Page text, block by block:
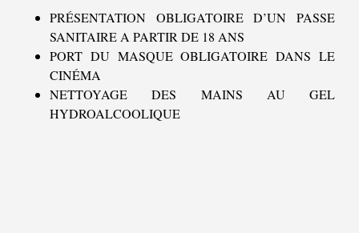
PRÉSENTATION OBLIGATOIRE D’UN PASSE
SANITAIRE A PARTIR DE 18 ANS
PORT DU MASQUE OBLIGATOIRE DANS LE
CINÉMA
NETTOYAGE DES MAINS AU GEL
HYDROALCOOLIQUE